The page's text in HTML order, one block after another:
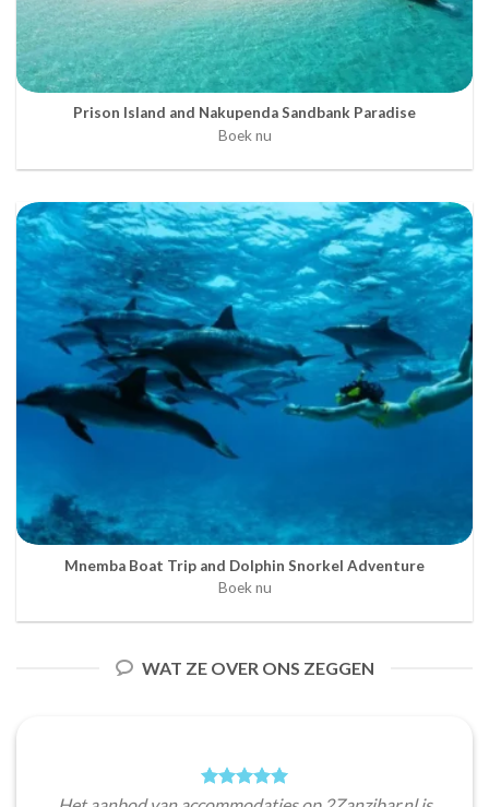
Prison Island and Nakupenda Sandbank Paradise
Boek nu
Mnemba Boat Trip and Dolphin Snorkel Adventure
Boek nu
WAT ZE OVER ONS ZEGGEN